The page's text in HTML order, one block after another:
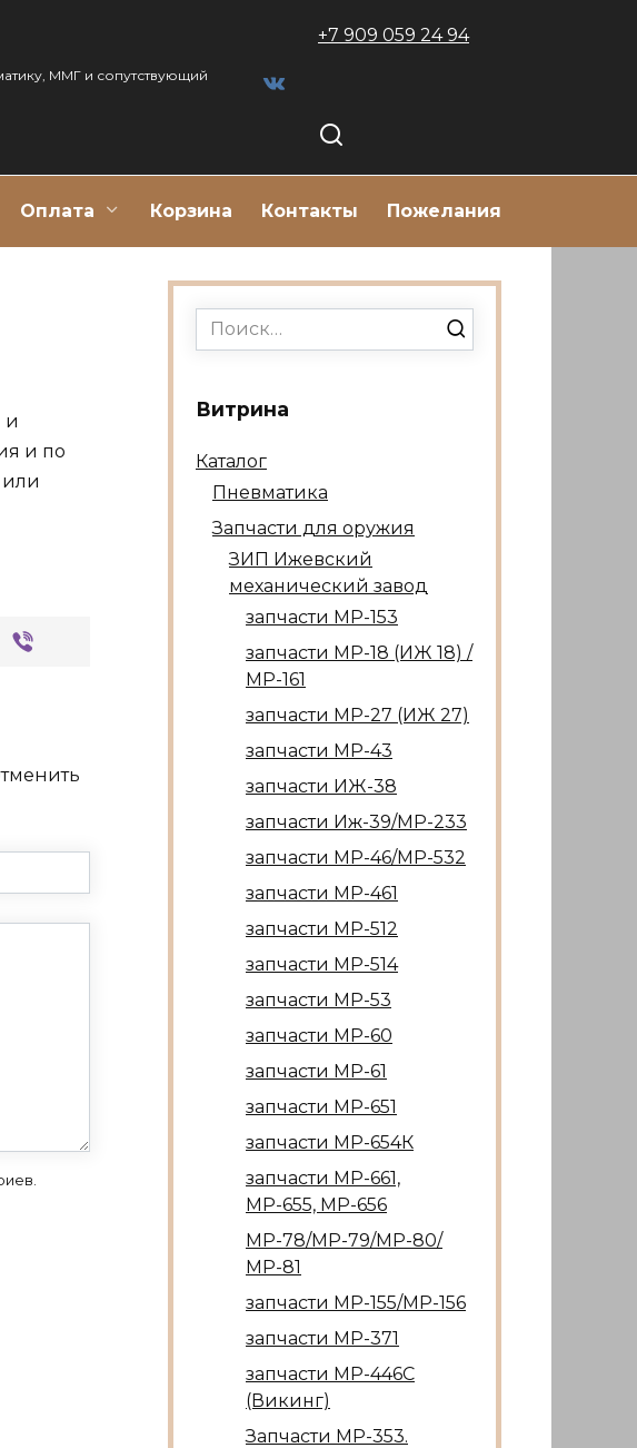
ММГ и сопутствующий
+7 909 059 24 94
Оплата Корзина Контакты Пожелания
и
и по
Search
for:
Витрина
Каталог
Пневматика
Запчасти для оружия
ЗИП Ижевский
механический завод
запчасти МР-153
запчасти МР-18 (ИЖ 18) /
МР-161
запчасти МР-27 (ИЖ 27)
запчасти МР-43
запчасти ИЖ-38
запчасти Иж-39/МР-233
запчасти МР-46/МР-532
запчасти МР-461
запчасти МР-512
запчасти МР-514
запчасти МР-53
запчасти МР-60
запчасти МР-61
запчасти МР-651
запчасти МР-654К
запчасти МР-661,
МР-655, МР-656
МР-78/МР-79/МР-80/
МР-81
запчасти МР-155/МР-156
запчасти МР-371
запчасти МР-446С
(Викинг)
Запчасти МР-353.